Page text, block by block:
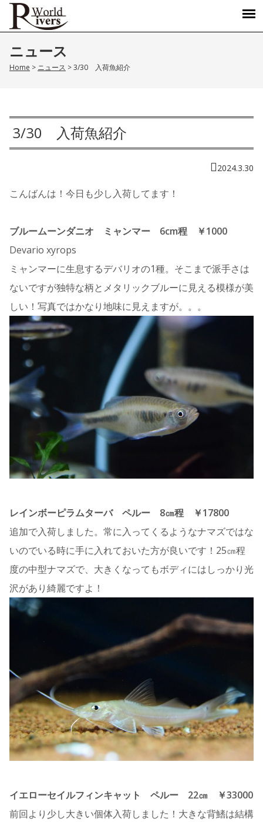
ニュース
Home > ニュース >3/30 入荷魚紹介
3/30 入荷魚紹介
2024.3.30
こんばんは！今日も少し入荷してます！
ブルームーンダニオ ミャンマー 6cm程 ￥1000
Devario xyrops
ミャンマーに生息するデバリオの1種。そこまで派手さは
ないですが独特な柄とメタリックブルーに見える模様が美
しい！写真ではかなり地味に見えますが。。。
レインボーピラムターバ ペルー 8㎝程 ￥17800
追加で入荷しました。常に入ってくるようなナマズではな
いのでいる時に手に入れておいた方が良いです！25㎝程
度の中型ナマズで、大きくなってもボディにはしっかり光
沢があり綺麗ですよ！
イエローセイルフィンキャット ペルー 22㎝ ￥33000
前回より少し大きい個体入荷しました！大きな背鰭は結構